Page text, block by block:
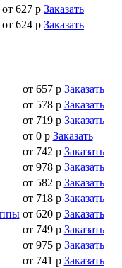
от 627 р Заказать
от 624 р Заказать
от 657 р Заказать
от 578 р Заказать
от 719 р Заказать
от 0 р Заказать
от 742 р Заказать
от 978 р Заказать
от 582 р Заказать
от 718 р Заказать
от 620 р Заказать
от 749 р Заказать
от 975 р Заказать
от 741 р Заказать